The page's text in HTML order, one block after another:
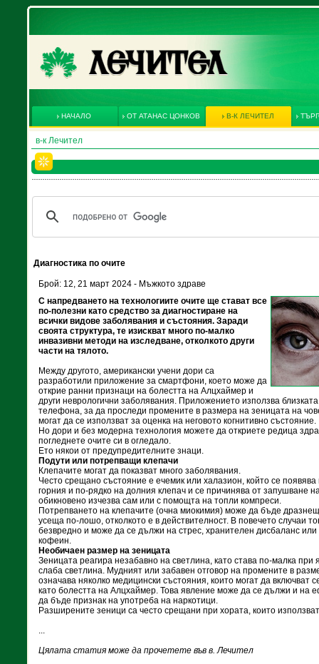
НАЧАЛО ОТ АТАНАС ЦОНКОВ В-К ЛЕЧИТЕЛ
в-к Лечител
Диагностика по очите
Брой: 12, 21 март 2024 - Мъжкото здраве
С напредването на технологиите очите ще стават все
по-полезни като средство за диагностиране на
всички видове заболявания и състояния. Заради
своята структура, те изискват много по-малко
инвазивни методи на изследване, отколкото други
части на тялото.
Между другото, американски учени дори са
разработили приложение за смартфони, което може да
открие ранни признаци на болестта на Алцхаймер и
други неврологични заболявания. Приложението използва
телефона, за да проследи промените в размера на зеницата на
могат да се използват за оценка на неговото когнитивно състояние.
Но дори и без модерна технология можете да откриете редица
погледнете очите си в огледало.
Ето някои от предупредителните знаци.
Подути или потрепващи клепачи
Клепачите могат да показват много заболявания.
Често срещано състояние е ечемик или халазион, който се
горния и по-рядко на долния клепач и се причинява от запушване
обикновено изчезва сам или с помощта на топли компреси.
Потрепването на клепачите (очна миокимия) може да бъде
усеща по-лошо, отколкото е в действителност. В повечето случаи
безвредно и може да се дължи на стрес, хранителен дисбаланс
кофеин.
Необичаен размер на зеницата
Зеницата реагира незабавно на светлина, като става по-малка при
слаба светлина. Мудният или забавен отговор на промените в
означава няколко медицински състояния, които могат да включват
като болестта на Алцхаймер. Това явление може да се дължи и на
да бъде признак на употреба на наркотици.
Разширените зеници са често срещани при хората, които
...
Цялата статия може да прочетете във в. Лечител